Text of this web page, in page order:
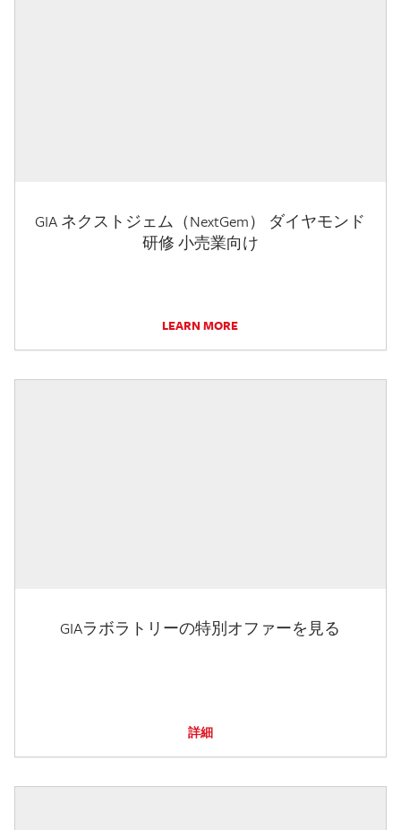
GIA ネクストジェム（NextGem） ダイヤモンド
研修 小売業向け
LEARN MORE
GIAラボラトリーの特別オファーを見る
詳細